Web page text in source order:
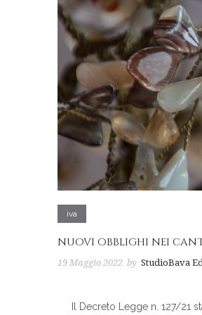
iva
NUOVI OBBLIGHI NEI
19 Maggio 2022 by StudioBava
Il Decreto Legge n. 127/21